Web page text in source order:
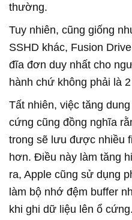
thường.
Tuy nhiên, cũng giống
SSHD khác, Fusion
đĩa đơn duy nhất cho
hành chứ không phải là
Tất nhiên, việc tăng
cứng cũng đồng nghĩa
trong sẽ lưu được nhiều
hơn. Điều này làm tăng
ra, Apple cũng sử dụng
làm bộ nhớ đệm buffer
khi ghi dữ liệu lên ổ cứng.